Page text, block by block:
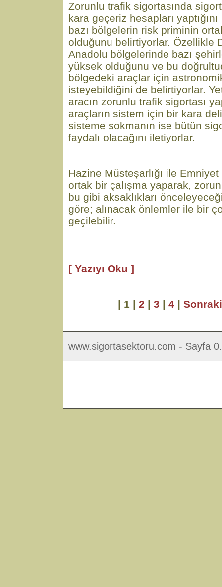
Zorunlu trafik sigortasında
kara geçeriz hesapları
bazı bölgelerin risk priminin
olduğunu belirtiyorlar. Özellikle
Anadolu bölgelerinde bazı
yüksek olduğunu ve bu
bölgedeki araçlar için
isteyebildiğini de belirtiyorlar.
aracın zorunlu trafik sigortası
araçların sistem için bir kara
sisteme sokmanın ise bütün
faydalı olacağını iletiyorlar.
Hazine Müsteşarlığı ile
ortak bir çalışma yaparak,
bu gibi aksaklıkları
göre; alınacak önlemler ile bir
geçilebilir.
[ Yazıyı Oku ]
| 1 | 2 | 3 | 4 |
www.sigortasektoru.com - Sayfa